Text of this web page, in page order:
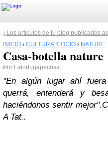
¿Los artículos de tu blog publicados
INICIO › CULTURA Y OCIO › NATURE
Casa-botella nature
Por Latortugapecosa
"En algún lugar ahí
querrá, entenderá y
haciéndonos sentir
A Tat..